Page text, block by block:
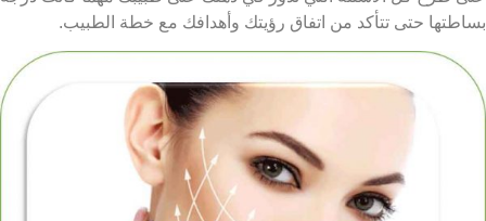
حتى تتأكد من اتفاق رؤيتك وأهدافك مع خطة الطبيب.